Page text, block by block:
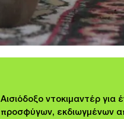
Αισιόδοξο ντοκιμαντέρ για
προσφύγων, εκδιωγμένων